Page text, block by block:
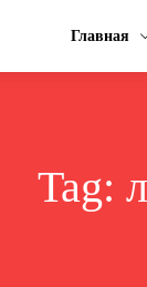
Главная
Tag: